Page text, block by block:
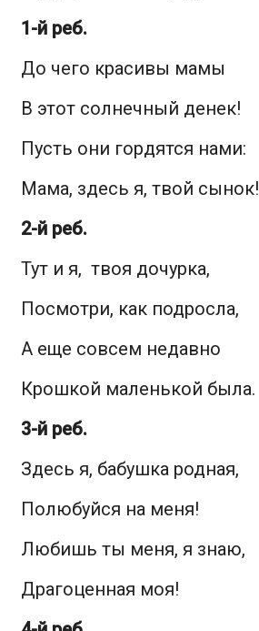
1-й реб.
До чего красивы мамы
В этот солнечный денек!
Пусть они гордятся нами:
Мама, здесь я, твой сынок!
2-й реб.
Тут и я, твоя дочурка,
Посмотри, как подросла,
А еще совсем недавно
Крошкой маленькой была.
3-й реб.
Здесь я, бабушка родная,
Полюбуйся на меня!
Любишь ты меня, я знаю,
Драгоценная моя!